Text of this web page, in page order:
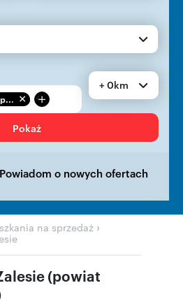
+
+ 0km
Pokaż
Powiadom o nowych ofertach
na sprzedaż ›
(powiat